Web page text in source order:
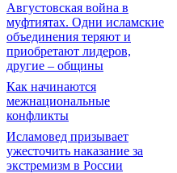
Августовская война в
муфтиятах. Одни исламские
объединения теряют и
приобретают лидеров,
другие – общины
Как начинаются
межнациональные
конфликты
Исламовед призывает
ужесточить наказание за
экстремизм в России